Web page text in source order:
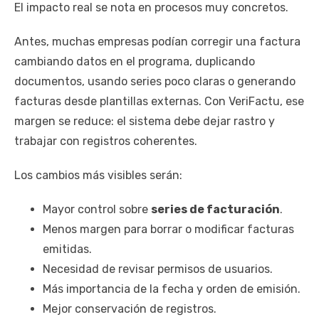
El impacto real se nota en procesos muy concretos.
Antes, muchas empresas podían corregir una factura
cambiando datos en el programa, duplicando
documentos, usando series poco claras o generando
facturas desde plantillas externas. Con VeriFactu, ese
margen se reduce: el sistema debe dejar rastro y
trabajar con registros coherentes.
Los cambios más visibles serán:
Mayor control sobre series de facturación.
Menos margen para borrar o modificar facturas
emitidas.
Necesidad de revisar permisos de usuarios.
Más importancia de la fecha y orden de emisión.
Mejor conservación de registros.